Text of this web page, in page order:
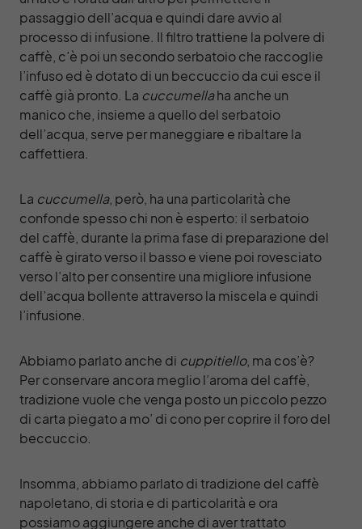
passaggio dell’acqua e quindi dare avvio al
processo di infusione. Il filtro trattiene la polvere di
caffè, c’è poi un secondo serbatoio che raccoglie
l’infuso ed è dotato di un beccuccio da cui esce il
caffè già pronto. La cuccumellaha anche un
manico che, insieme a quello del serbatoio
dell’acqua, serve per maneggiare e ribaltare la
caffettiera.
La cuccumella, però, ha una particolarità che
confonde spesso chi non è esperto: il serbatoio
del caffè, durante la prima fase di preparazione del
caffè è girato verso il basso e viene poi rovesciato
verso l’alto per consentire una migliore infusione
dell’acqua bollente attraverso la miscela e quindi
l’infusione.
Abbiamo parlato anche di cuppitiello, ma cos’è?
Per conservare ancora meglio l’aroma del caffè,
tradizione vuole che venga posto un piccolo pezzo
di carta piegato a mo’ di cono per coprire il foro del
beccuccio.
Insomma, abbiamo parlato di tradizione del caffè
napoletano, di storia e di particolarità e ora
possiamo aggiungere anche di aver trattato